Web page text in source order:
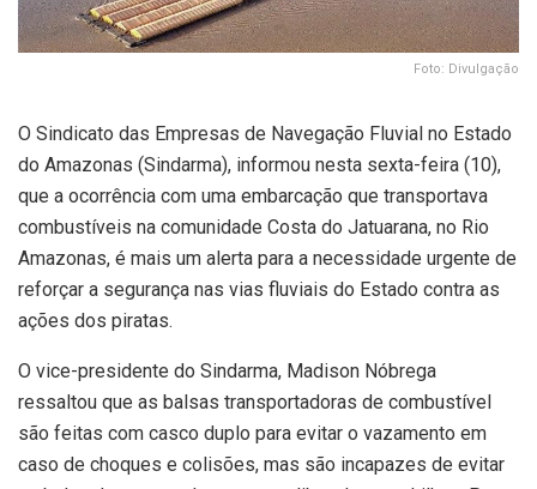
Foto: Divulgação
O Sindicato das Empresas de Navegação Fluvial no Estado
do Amazonas (Sindarma), informou nesta sexta-feira (10),
que a ocorrência com uma embarcação que transportava
combustíveis na comunidade Costa do Jatuarana, no Rio
Amazonas, é mais um alerta para a necessidade urgente de
reforçar a segurança nas vias fluviais do Estado contra as
ações dos piratas.
O vice-presidente do Sindarma, Madison Nóbrega
ressaltou que as balsas transportadoras de combustível
são feitas com casco duplo para evitar o vazamento em
caso de choques e colisões, mas são incapazes de evitar